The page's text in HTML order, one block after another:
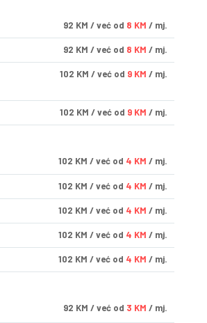
92 KM / već od 8 KM / mj.
92 KM / već od 8 KM / mj.
102 KM / već od 9 KM / mj.
102 KM / već od 9 KM / mj.
102 KM / već od 4 KM / mj.
102 KM / već od 4 KM / mj.
102 KM / već od 4 KM / mj.
102 KM / već od 4 KM / mj.
102 KM / već od 4 KM / mj.
92 KM / već od 3 KM / mj.